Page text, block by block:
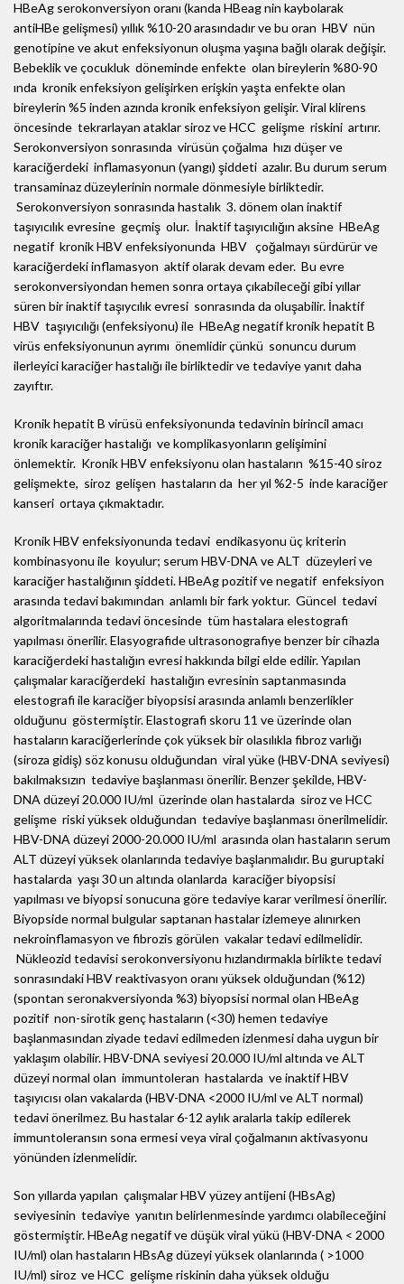
HBeAg serokonversiyon oranı (kanda HBeag nin kaybolarak
antiHBe gelişmesi) yıllık %10-20 arasındadır ve bu oran HBV nün
genotipine ve akut enfeksiyonun oluşma yaşına bağlı olarak değişir.
Bebeklik ve çocukluk döneminde enfekte olan bireylerin %80-90
ında kronik enfeksiyon gelişirken erişkin yaşta enfekte olan
bireylerin %5 inden azında kronik enfeksiyon gelişir. Viral klirens
öncesinde tekrarlayan ataklar siroz ve HCC gelişme riskini artırır.
Serokonversiyon sonrasında virüsün çoğalma hızı düşer ve
karaciğerdeki inflamasyonun (yangı) şiddeti azalır. Bu durum serum
transaminaz düzeylerinin normale dönmesiyle birliktedir.
Serokonversiyon sonrasında hastalık 3. dönem olan inaktif
taşıyıcılık evresine geçmiş olur. İnaktif taşıyıcılığın aksine HBeAg
negatif kronik HBV enfeksiyonunda HBV çoğalmayı sürdürür ve
karaciğerdeki inflamasyon aktif olarak devam eder. Bu evre
serokonversiyondan hemen sonra ortaya çıkabileceği gibi yıllar
süren bir inaktif taşıycılık evresi sonrasında da oluşabilir. İnaktif
HBV taşıyıcılığı (enfeksiyonu) ile HBeAg negatif kronik hepatit B
virüs enfeksiyonunun ayrımı önemlidir çünkü sonuncu durum
ilerleyici karaciğer hastalığı ile birliktedir ve tedaviye yanıt daha
zayıftır.
Kronik hepatit B virüsü enfeksiyonunda tedavinin birincil amacı
kronik karaciğer hastalığı ve komplikasyonların gelişimini
önlemektir. Kronik HBV enfeksiyonu olan hastaların %15-40 siroz
gelişmekte, siroz gelişen hastaların da her yıl %2-5 inde karaciğer
kanseri ortaya çıkmaktadır.
Kronik HBV enfeksiyonunda tedavi endikasyonu üç kriterin
kombinasyonu ile koyulur; serum HBV-DNA ve ALT düzeyleri ve
karaciğer hastalığının şiddeti. HBeAg pozitif ve negatif enfeksiyon
arasında tedavi bakımından anlamlı bir fark yoktur. Güncel tedavi
algoritmalarında tedavi öncesinde tüm hastalara elestografi
yapılması önerilir. Elasyografide ultrasonografiye benzer bir cihazla
karaciğerdeki hastalığın evresi hakkında bilgi elde edilir. Yapılan
çalışmalar karaciğerdeki hastalığın evresinin saptanmasında
elestografi ile karaciğer biyopsisi arasında anlamlı benzerlikler
olduğunu göstermiştir. Elastografi skoru 11 ve üzerinde olan
hastaların karaciğerlerinde çok yüksek bir olasılıkla fibroz varlığı
(siroza gidiş) söz konusu olduğundan viral yüke (HBV-DNA seviyesi)
bakılmaksızın tedaviye başlanması önerilir. Benzer şekilde, HBV-
DNA düzeyi 20.000 IU/ml üzerinde olan hastalarda siroz ve HCC
gelişme riski yüksek olduğundan tedaviye başlanması önerilmelidir.
HBV-DNA düzeyi 2000-20.000 IU/ml arasında olan hastaların serum
ALT düzeyi yüksek olanlarında tedaviye başlanmalıdır. Bu guruptaki
hastalarda yaşı 30 un altında olanlarda karaciğer biyopsisi
yapılması ve biyopsi sonucuna göre tedaviye karar verilmesi önerilir.
Biyopside normal bulgular saptanan hastalar izlemeye alınırken
nekroinflamasyon ve fibrozis görülen vakalar tedavi edilmelidir.
Nükleozid tedavisi serokonversiyonu hızlandırmakla birlikte tedavi
sonrasındaki HBV reaktivasyon oranı yüksek olduğundan (%12)
(spontan seronakversiyonda %3) biyopsisi normal olan HBeAg
pozitif non-sirotik genç hastaların (<30) hemen tedaviye
başlanmasından ziyade tedavi edilmeden izlenmesi daha uygun bir
yaklaşım olabilir. HBV-DNA seviyesi 20.000 IU/ml altında ve ALT
düzeyi normal olan immuntoleran hastalarda ve inaktif HBV
taşıyıcısı olan vakalarda (HBV-DNA <2000 IU/ml ve ALT normal)
tedavi önerilmez. Bu hastalar 6-12 aylık aralarla takip edilerek
immuntoleransın sona ermesi veya viral çoğalmanın aktivasyonu
yönünden izlenmelidir.
Son yıllarda yapılan çalışmalar HBV yüzey antijeni (HBsAg)
seviyesinin tedaviye yanıtın belirlenmesinde yardımcı olabileceğini
göstermiştir. HBeAg negatif ve düşük viral yükü (HBV-DNA < 2000
IU/ml) olan hastaların HBsAg düzeyi yüksek olanlarında ( >1000
IU/ml) siroz ve HCC gelişme riskinin daha yüksek olduğu